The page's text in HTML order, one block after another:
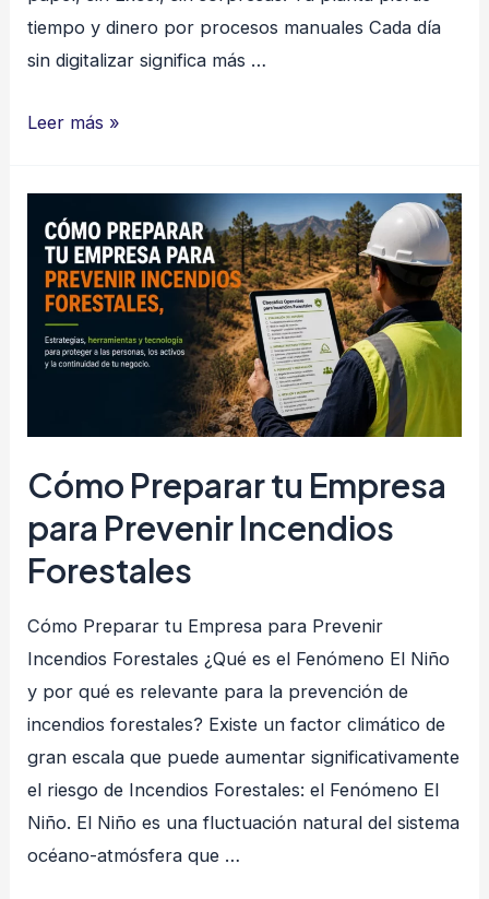
tiempo y dinero por procesos manuales Cada día
sin digitalizar significa más …
Fabricación
Leer más »
Cómo Preparar tu Empresa
para Prevenir Incendios
Forestales
Cómo Preparar tu Empresa para Prevenir
Incendios Forestales ¿Qué es el Fenómeno El Niño
y por qué es relevante para la prevención de
incendios forestales? Existe un factor climático de
gran escala que puede aumentar significativamente
el riesgo de Incendios Forestales: el Fenómeno El
Niño. El Niño es una fluctuación natural del sistema
océano-atmósfera que …